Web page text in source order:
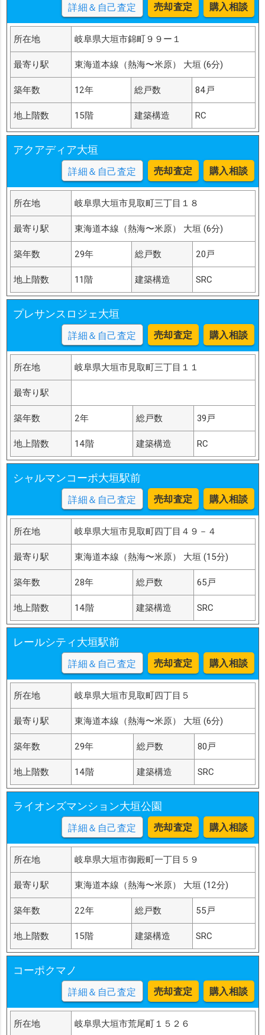
詳細＆自己査定 売却査定 購入相談
所在地 岐阜県大垣市錦町９９ー１
最寄り駅 東海道本線（熱海〜米原） 大垣 (6分)
築年数 12年 総戸数 84戸
地上階数 15階 建築構造 RC
アクアディア大垣
詳細＆自己査定 売却査定 購入相談
所在地 岐阜県大垣市見取町三丁目１８
最寄り駅 東海道本線（熱海〜米原） 大垣 (6分)
築年数 29年 総戸数 20戸
地上階数 11階 建築構造 SRC
プレサンスロジェ大垣
詳細＆自己査定 売却査定 購入相談
所在地 岐阜県大垣市見取町三丁目１１
最寄り駅
築年数 2年 総戸数 39戸
地上階数 14階 建築構造 RC
シャルマンコーポ大垣駅前
詳細＆自己査定 売却査定 購入相談
所在地 岐阜県大垣市見取町四丁目４９－４
最寄り駅 東海道本線（熱海〜米原） 大垣 (15分)
築年数 28年 総戸数 65戸
地上階数 14階 建築構造 SRC
レールシティ大垣駅前
詳細＆自己査定 売却査定 購入相談
所在地 岐阜県大垣市見取町四丁目５
最寄り駅 東海道本線（熱海〜米原） 大垣 (6分)
築年数 29年 総戸数 80戸
地上階数 14階 建築構造 SRC
ライオンズマンション大垣公園
詳細＆自己査定 売却査定 購入相談
所在地 岐阜県大垣市御殿町一丁目５９
最寄り駅 東海道本線（熱海〜米原） 大垣 (12分)
築年数 22年 総戸数 55戸
地上階数 15階 建築構造 SRC
コーポクマノ
詳細＆自己査定 売却査定 購入相談
所在地 岐阜県大垣市荒尾町１５２６